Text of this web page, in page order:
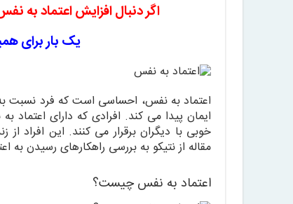
اگر دنبالافزایش اعتماد به
یک بار برای
اعتماد به نفس، احساسی است که فرد نسبت
ایمان پیدا می کند. افرادی که دارای
خوبی با دیگران برقرار می کنند. این
مقاله از نتیکو به بررسی راهکارهای رسیدن به
اعتماد به نفس چیست؟